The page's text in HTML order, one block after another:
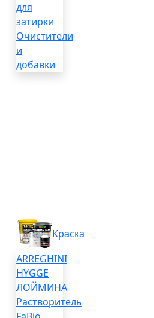
для
затирки
Очистители
и
добавки
Краска
ARREGHINI
HYGGE
ЛОЙМИНА
Растворитель